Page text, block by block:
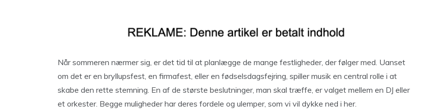
Når sommeren nærmer sig, er det tid til at planlægge de mange festligheder, der følger med. Uanset
om det er en bryllupsfest, en firmafest, eller en fødselsdagsfejring, spiller musik en central rolle i at
skabe den rette stemning. En af de største beslutninger, man skal træffe, er valget mellem en DJ eller
et orkester. Begge muligheder har deres fordele og ulemper, som vi vil dykke ned i her.